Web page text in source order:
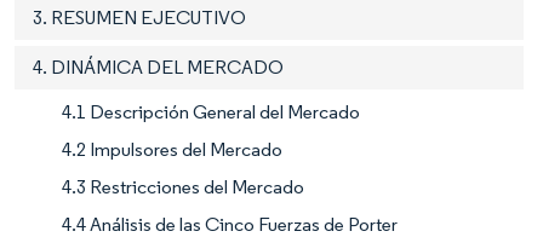
3. RESUMEN EJECUTIVO
4. DINÁMICA DEL MERCADO
4.1 Descripción General del Mercado
4.2 Impulsores del Mercado
4.3 Restricciones del Mercado
4.4 Análisis de las Cinco Fuerzas de Porter